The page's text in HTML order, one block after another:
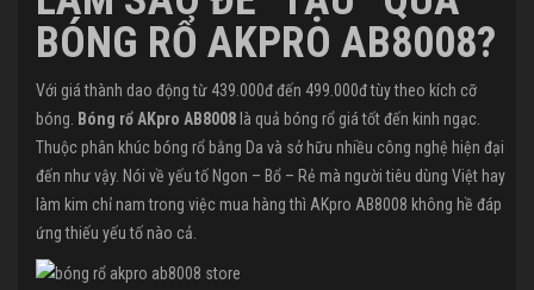
BÓNG RỔ AKPRO AB8008?
Với giá thành dao động từ 439.000đ đến 499.000đ tùy theo kích cỡ
bóng. Bóng rổ AKpro AB8008 là quả bóng rổ giá tốt đến kinh ngạc.
Thuộc phân khúc bóng rổ bằng Da và sở hữu nhiều công nghệ hiện đại
đến như vậy. Nói về yếu tố Ngon – Bổ – Rẻ mà người tiêu dùng Việt hay
làm kim chỉ nam trong việc mua hàng thì AKpro AB8008 không hề đáp
ứng thiếu yếu tố nào cả.